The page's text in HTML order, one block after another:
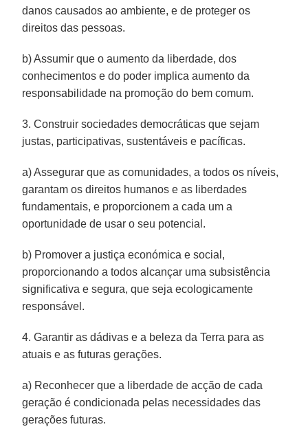
danos causados ao ambiente, e de proteger os
direitos das pessoas.
b) Assumir que o aumento da liberdade, dos
conhecimentos e do poder implica aumento da
responsabilidade na promoção do bem comum.
3. Construir sociedades democráticas que sejam
justas, participativas, sustentáveis e pacíficas.
a) Assegurar que as comunidades, a todos os níveis,
garantam os direitos humanos e as liberdades
fundamentais, e proporcionem a cada um a
oportunidade de usar o seu potencial.
b) Promover a justiça económica e social,
proporcionando a todos alcançar uma subsistência
significativa e segura, que seja ecologicamente
responsável.
4. Garantir as dádivas e a beleza da Terra para as
atuais e as futuras gerações.
a) Reconhecer que a liberdade de acção de cada
geração é condicionada pelas necessidades das
gerações futuras.